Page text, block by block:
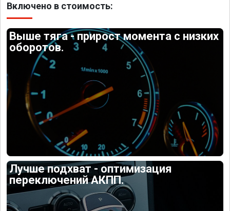
Включено в стоимость:
Выше тяга - прирост момента с низких
оборотов.
Лучше подхват - оптимизация
переключений АКПП.